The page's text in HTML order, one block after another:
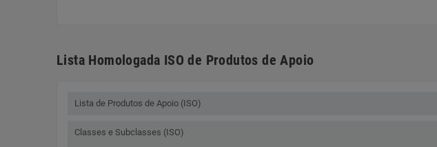
Lista Homologada ISO de Produtos de Apoio
Lista de Produtos de Apoio (ISO)
Classes e Subclasses (ISO)